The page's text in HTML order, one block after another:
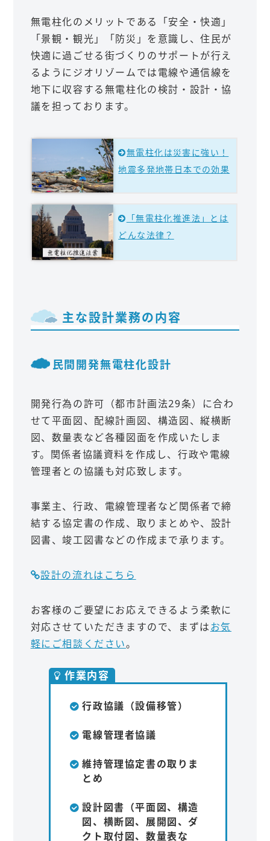
無電柱化のメリットである「安全・快適」
「景観・観光」「防災」を意識し、住民が
快適に過ごせる街づくりのサポートが行え
るようにジオリゾームでは電線や通信線を
地下に収容する無電柱化の検討・設計・協
議を担っております。
無電柱化は災害に強い！
地震多発地帯日本での効果
「無電柱化推進法」とは
どんな法律？
主な設計業務の内容
民間開発無電柱化設計
開発行為の許可（都市計画法29条）に合わ
せて平面図、配線計画図、構造図、縦横断
図、数量表など各種図面を作成いたしま
す。関係者協議資料を作成し、行政や電線
管理者との協議も対応致します。
事業主、行政、電線管理者など関係者で締
結する協定書の作成、取りまとめや、設計
図書、竣工図書などの作成まで承ります。
設計の流れはこちら
お客様のご要望にお応えできるよう柔軟に
対応させていただきますので、まずはお気
軽にご相談ください。
作業内容
行政協議（設備移管）
電線管理者協議
維持管理協定書の取りま
とめ
設計図書（平面図、構造
図、横断図、展開図、ダ
クト取付図、数量表な